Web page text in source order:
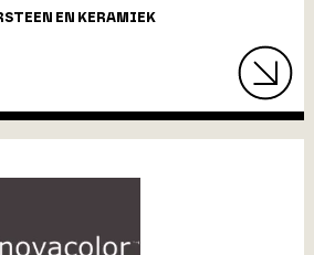
EN KERAMIEK